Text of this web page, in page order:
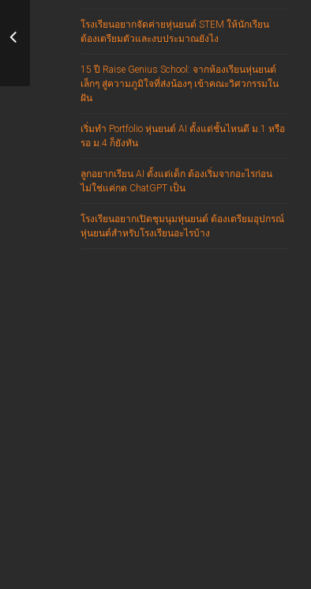
เบื้องหลังเครื่องเล่น อันแสนหวาดเสียว
โรงเรียนอยากจัดค่ายหุ่นยนต์ STEM ให้นักเรียน
ต้องเตรียมตัวและงบประมาณยังไง
15 ปี Raise Genius School: จากห้องเรียนหุ่นยนต์
เล็กๆ สู่ความภูมิใจที่ส่งน้องๆ เข้าคณะวิศวกรรมใน
ฝัน
เริ่มทำ Portfolio หุ่นยนต์ AI ตั้งแต่ชั้นไหนดี ม.1 หรือ
รอ ม.4 ก็ยังทัน
ลูกอยากเรียน AI ตั้งแต่เด็ก ต้องเริ่มจากอะไรก่อน
ไม่ใช่แค่กด ChatGPT เป็น
โรงเรียนอยากเปิดชุมนุมหุ่นยนต์ ต้องเตรียมอุปกรณ์
หุ่นยนต์สำหรับโรงเรียนอะไรบ้าง